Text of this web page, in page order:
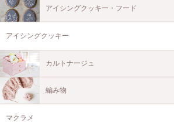
アイシングクッキー・フード
アイシングクッキー
カルトナージュ
編み物
マクラメ